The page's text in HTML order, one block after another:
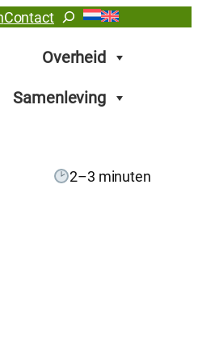
ContactZoeken
Overheid
Samenleving
2–3 minuten